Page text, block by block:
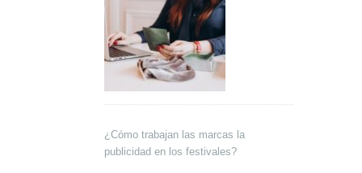
¿Cómo trabajan las marcas la
publicidad en los festivales?